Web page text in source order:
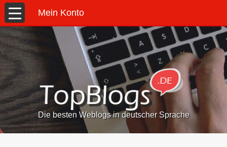
Mein Konto
Die besten Weblogs in deutscher Sprache